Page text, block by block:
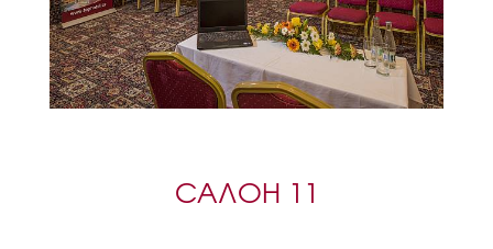
САЛОН 11